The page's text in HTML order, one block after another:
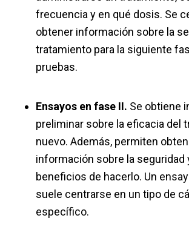
frecuencia y en qué dosis. Se
obtener información sobre la
tratamiento para la siguiente
pruebas.
Ensayos en fase II. Se obtiene
preliminar sobre la eficacia del
nuevo. Además, permiten
información sobre la seguridad
beneficios de hacerlo. Un
suele centrarse en un tipo de
específico.